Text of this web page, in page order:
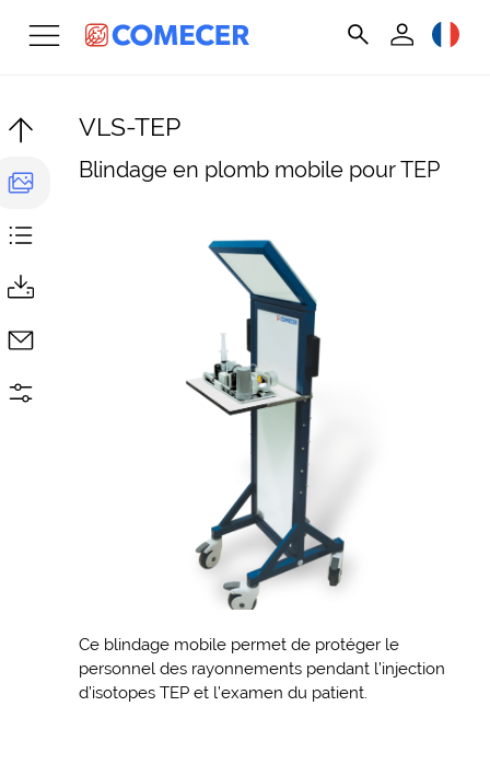
VLS-TEP
Blindage en plomb mobile pour TEP
Ce blindage mobile permet de protéger le
personnel des rayonnements pendant l’injection
d’isotopes TEP et l’examen du patient.